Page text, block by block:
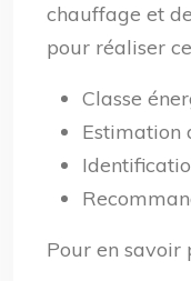
chauffage et
pour réaliser
Classe
Estimation
Pour en savoir